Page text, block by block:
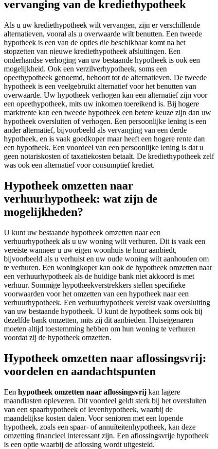
vervanging van de krediethypotheek
Als u uw krediethypotheek wilt vervangen, zijn er verschillende
alternatieven, vooral als u overwaarde wilt benutten. Een tweede
hypotheek is een van de opties die beschikbaar komt na het
stopzetten van nieuwe krediethypotheek afsluitingen. Een
onderhandse verhoging van uw bestaande hypotheek is ook een
mogelijkheid. Ook een verzilverhypotheek, soms een
opeethypotheek genoemd, behoort tot de alternatieven. De tweede
hypotheek is een veelgebruikt alternatief voor het benutten van
overwaarde. Uw hypotheek verhogen kan een alternatief zijn voor
een opeethypotheek, mits uw inkomen toereikend is. Bij hogere
marktrente kan een tweede hypotheek een betere keuze zijn dan uw
hypotheek oversluiten of verhogen. Een persoonlijke lening is een
ander alternatief, bijvoorbeeld als vervanging van een derde
hypotheek, en is vaak goedkoper maar heeft een hogere rente dan
een hypotheek. Een voordeel van een persoonlijke lening is dat u
geen notariskosten of taxatiekosten betaalt. De krediethypotheek zelf
was ook een alternatief voor consumptief krediet.
Hypotheek omzetten naar
verhuurhypotheek: wat zijn de
mogelijkheden?
U kunt uw bestaande hypotheek omzetten naar een
verhuurhypotheek als u uw woning wilt verhuren. Dit is vaak een
vereiste wanneer u uw eigen woonhuis te huur aanbiedt,
bijvoorbeeld als u verhuist en uw oude woning wilt aanhouden om
te verhuren. Een woningkoper kan ook de hypotheek omzetten naar
een verhuurhypotheek als de huidige bank niet akkoord is met
verhuur. Sommige hypotheekverstrekkers stellen specifieke
voorwaarden voor het omzetten van een hypotheek naar een
verhuurhypotheek. Een verhuurhypotheek vereist vaak oversluiting
van uw bestaande hypotheek. U kunt de hypotheek soms ook bij
dezelfde bank omzetten, mits zij dit aanbieden. Huiseigenaren
moeten altijd toestemming hebben om hun woning te verhuren
voordat zij de hypotheek omzetten.
Hypotheek omzetten naar aflossingsvrij:
voordelen en aandachtspunten
Een hypotheek omzetten naar aflossingsvrij kan lagere
maandlasten opleveren. Dit voordeel geldt sterk bij het oversluiten
van een spaarhypotheek of levenhypotheek, waarbij de
maandelijkse kosten dalen. Voor senioren met een lopende
hypotheek, zoals een spaar- of annuïteitenhypotheek, kan deze
omzetting financieel interessant zijn. Een aflossingsvrije hypotheek
is een optie waarbij de aflossing wordt uitgesteld.